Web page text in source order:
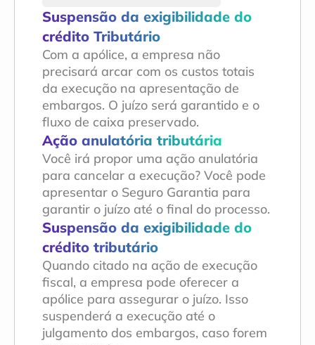
Suspensão da exigibilidade do
crédito Tributário
Com a apólice, a empresa não
precisará arcar com os custos totais
da execução na apresentação de
embargos. O juízo será garantido e o
fluxo de caixa preservado.
Ação anulatória tributária
Você irá propor uma ação anulatória
para cancelar a execução? Você pode
apresentar o Seguro Garantia para
garantir o juízo até o final do processo.
Suspensão da exigibilidade do
crédito tributário
Quando citado na ação de execução
fiscal, a empresa pode oferecer a
apólice para assegurar o juízo. Isso
suspenderá a execução até o
julgamento dos embargos, caso forem